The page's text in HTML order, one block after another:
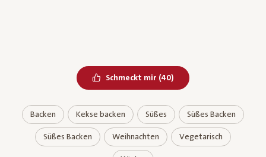
Schmeckt mir Bereits geliked
(40)
Backen Kekse backen Süßes Süßes Backen
Süßes Backen Weihnachten Vegetarisch